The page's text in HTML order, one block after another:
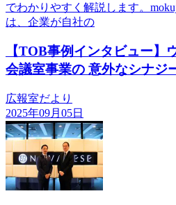
でわかりやすく解説します。
は、企業が自社の
【TOB事例インタビュー】
会議室事業の 意外なシナジ
広報室だより
2025年09月05日